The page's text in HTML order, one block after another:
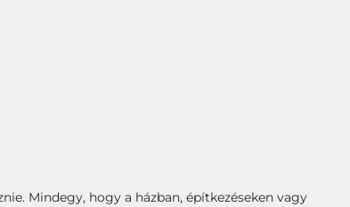
Mindegy, hogy a házban, építkezéseken vagy